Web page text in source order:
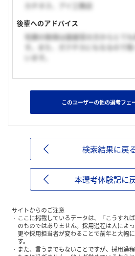
カチタス、アイ工務店
後輩へのアドバイス
宅建の取得は面接官の方からとて
す。また、ガクチカにもなるので
います。
このユーザーの他の選考フェ
検索結果に戻
本選考体験記に
サイトからのご注意
ここに掲載しているデータは、「こうすれ
のものではありません。採用過程は人によ
更や採用担当者が変わることで前年と大幅
す。
また、言うまでもないことですが、採用過